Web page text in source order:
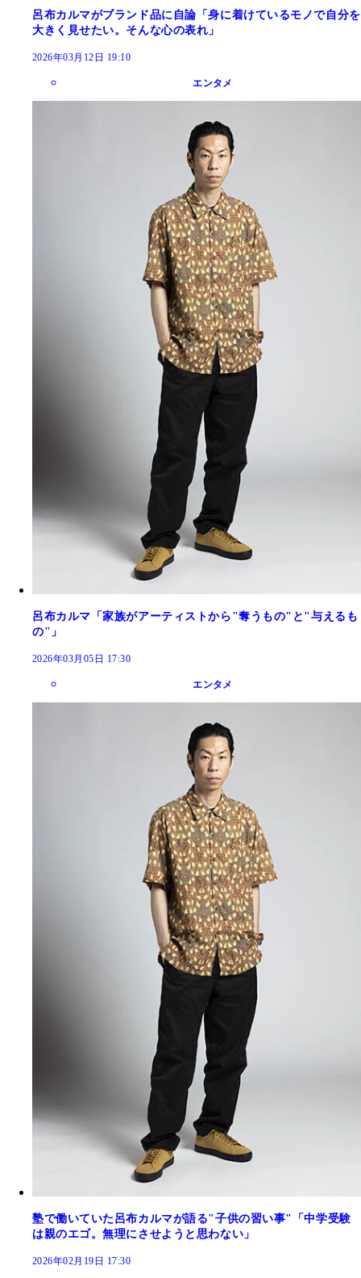
呂布カルマがブランド品に自論「身に着けているモノで自分を
大きく見せたい。そんな心の表れ」
2026年03月12日 19:10
エンタメ
呂布カルマ「家族がアーティストから"奪うもの"と"与えるも
の"」
2026年03月05日 17:30
エンタメ
塾で働いていた呂布カルマが語る"子供の習い事"「中学受験
は親のエゴ。無理にさせようと思わない」
2026年02月19日 17:30